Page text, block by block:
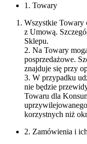
1. Towary
Wszystkie Towary
z Umową.
Sklepu.
2. Na Towary
posprzedażowe.
znajduje się przy
3. W przypadku
nie będzie
Towaru dla
korzystnych niż
2. Zamówienia i